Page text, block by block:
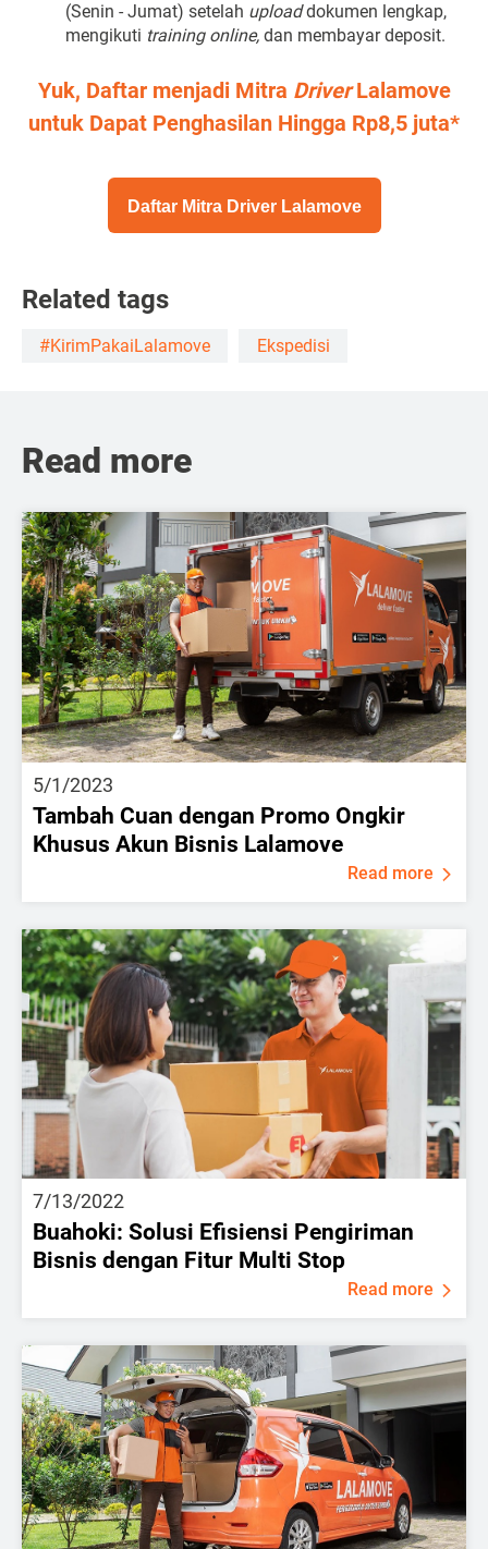
(Senin - Jumat) setelah uploaddokumen lengkap,
mengikuti training online, dan membayar deposit.
Yuk, Daftar menjadi Mitra DriverLalamove
untuk Dapat Penghasilan Hingga Rp8,5 juta*
Daftar Mitra Driver Lalamove
Related tags
#KirimPakaiLalamove Ekspedisi
Read more
5/1/2023
Tambah Cuan dengan Promo Ongkir
Khusus Akun Bisnis Lalamove
Read more
7/13/2022
Buahoki: Solusi Efisiensi Pengiriman
Bisnis dengan Fitur Multi Stop
Read more